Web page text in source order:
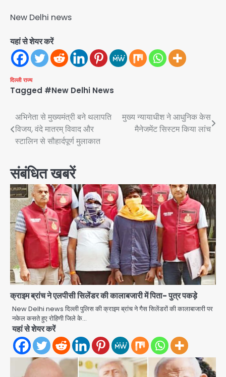
New Delhi news
यहां से शेयर करें
दिल्ली राज्य
Tagged #New Delhi News
Post
navigation
अभिनेता से मुख्यमंत्री बने थलापति
विजय, वंदे मातरम् विवाद और
स्टालिन से सौहार्दपूर्ण मुलाकात
मुख्य न्यायाधीश ने आधुनिक केस
मैनेजमेंट सिस्टम किया लांच
संबंधित खबरें
क्राइम ब्रांच ने एलपीसी सिलेंडर की कालाबजारी में पिता- पुत्र पकड़े
New Delhi news दिल्ली पुलिस की क्राइम ब्रांच ने गैस सिलेंडरों की कालाबाजारी पर
नकेल कसते हुए रोहिणी जिले के…
यहां से शेयर करें